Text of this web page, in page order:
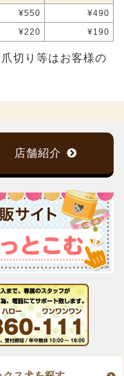
¥550
¥490
¥220 ¥190
切り等はお客様の
店舗紹介